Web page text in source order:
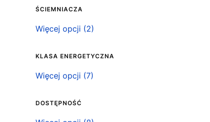
ŚCIEMNIACZA
Możliwość podłączenia ściemniacza
Więcej opcji (2)
KLASA ENERGETYCZNA
Klasa energetyczna
Więcej opcji (7)
DOSTĘPNOŚĆ